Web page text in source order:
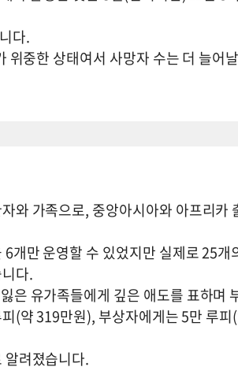
다.
중한 상태여서 사망자 수는 더 늘어
와 가족으로, 중앙아시아와 아프리카
개만 운영할 수 있었지만 실제로 25개
다.
은 유가족들에게 깊은 애도를 표하며
(약 319만원), 부상자에게는 5만 루피
알려졌습니다.